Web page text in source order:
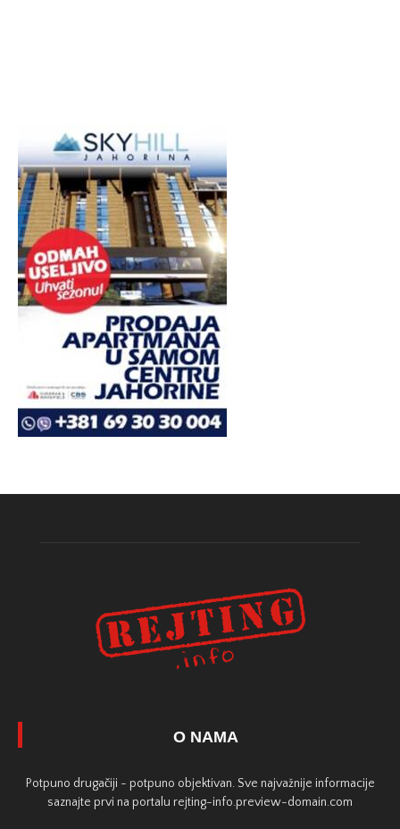
O NAMA
Potpuno drugačiji - potpuno objektivan. Sve najvažnije informacije
saznajte prvi na portalu rejting-info.preview-domain.com